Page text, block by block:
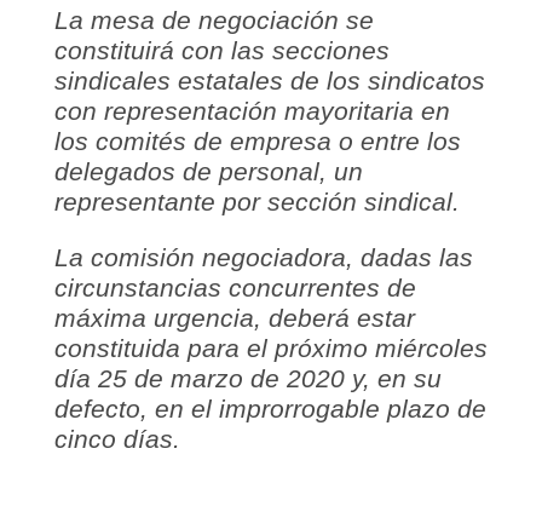
La mesa de negociación se
constituirá con las secciones
sindicales estatales de los sindicatos
con representación mayoritaria en
los comités de empresa o entre los
delegados de personal, un
representante por sección sindical.
La comisión negociadora, dadas las
circunstancias concurrentes de
máxima urgencia, deberá estar
constituida para el próximo miércoles
día 25 de marzo de 2020 y, en su
defecto, en el improrrogable plazo de
cinco días.